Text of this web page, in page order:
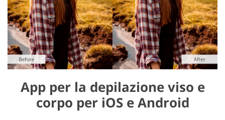
App per la depilazione viso e
corpo per iOS e Android